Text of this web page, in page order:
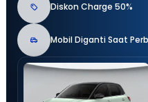
Diskon Charge 50%
Mobil Diganti Saat